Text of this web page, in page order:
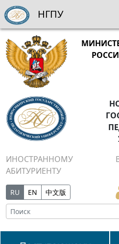
ИНОСТРАННОМУ
АБИТУРИЕНТУ
RU EN 中文版
НГПУ